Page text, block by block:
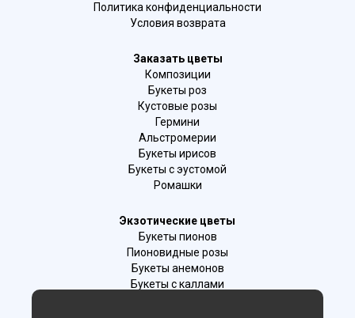
Политика конфиденциальности
Условия возврата
Заказать цветы
Композиции
Букеты роз
Кустовые розы
Гермини
Альстромерии
Букеты ирисов
Букеты с эустомой
Ромашки
Экзотические цветы
Букеты пионов
Пионовидные розы
Букеты анемонов
Букеты с каллами